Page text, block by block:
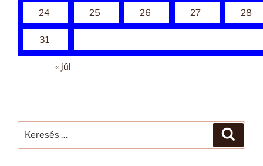
24 25 26 27 28
31
« júl